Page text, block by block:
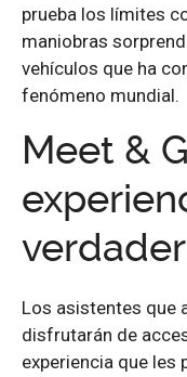
prueba los límites
maniobras
vehículos que ha
fenómeno mundial.
Meet &
Los asistentes que
disfrutarán de
experiencia que